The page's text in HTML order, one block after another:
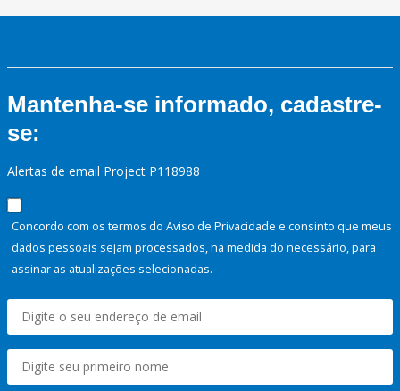
Mantenha-se informado, cadastre-
se:
Alertas de email Project P118988
Concordo com os termos do Aviso de Privacidade e consinto que meus
dados pessoais sejam processados, na medida do necessário, para
assinar as atualizações selecionadas.